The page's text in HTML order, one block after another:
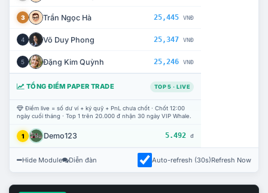
3 Trần Ngọc Hà 25,445 VNĐ
4 Võ Duy Phong 25,347 VNĐ
5 Đặng Kim Quỳnh 25,246 VNĐ
TỔNG ĐIỂM PAPER TRADE TOP 5 · LIVE
Điểm live = số dư ví + ký quỹ + PnL chưa chốt · Chốt 12:00
ngày cuối tháng · Top 1 trên 20.000 đ nhận 30 ngày VIP Whale.
1 Demo123 5.492 đ
Hide Module Diễn đàn Auto-refresh (30s)Refresh Now